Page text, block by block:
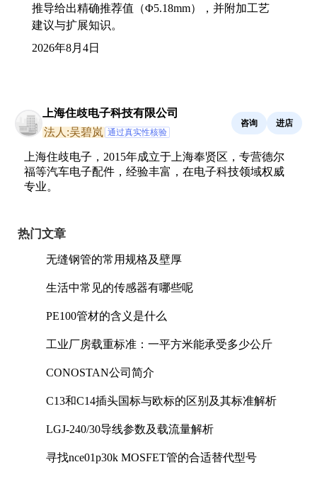
推导给出精确推荐值（Φ5.18mm），并附加工艺
建议与扩展知识。
2026年8月4日
上海住歧电子科技有限公司
法人:吴碧岚 通过真实性核验
咨询 进店
上海住歧电子，2015年成立于上海奉贤区，专营德尔
福等汽车电子配件，经验丰富，在电子科技领域权威
专业。
热门文章
无缝钢管的常用规格及壁厚
生活中常见的传感器有哪些呢
PE100管材的含义是什么
工业厂房载重标准：一平方米能承受多少公斤
CONOSTAN公司简介
C13和C14插头国标与欧标的区别及其标准解析
LGJ-240/30导线参数及载流量解析
寻找nce01p30k MOSFET管的合适替代型号